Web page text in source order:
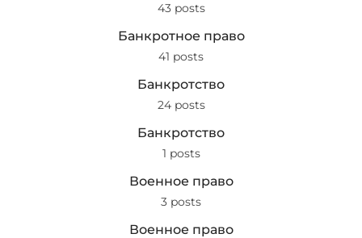
43 posts
Банкротное право
41 posts
Банкротство
24 posts
Банкротство
1 posts
Военное право
3 posts
Военное право